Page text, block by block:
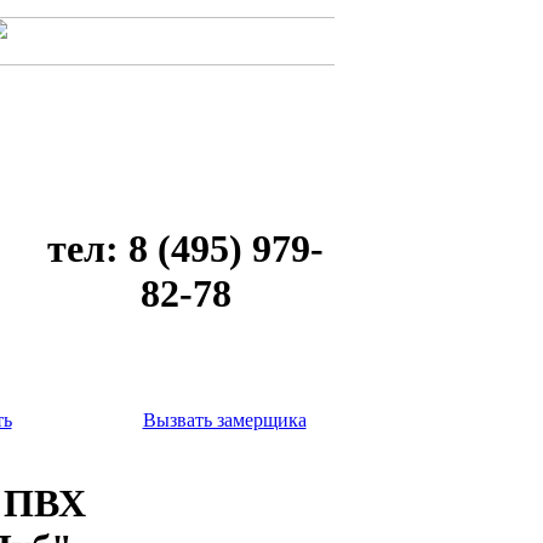
тел: 8 (495) 979-
82-78
Вызвать замерщика
ПВХ